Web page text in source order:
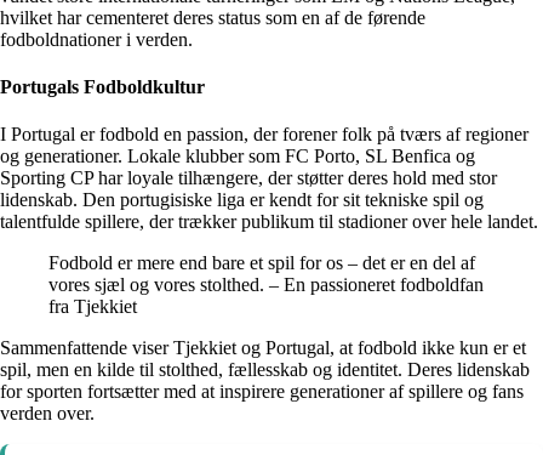
hvilket har cementeret deres status som en af de førende
fodboldnationer i verden.
Portugals Fodboldkultur
I Portugal er fodbold en passion, der forener folk på tværs af regioner
og generationer. Lokale klubber som FC Porto, SL Benfica og
Sporting CP har loyale tilhængere, der støtter deres hold med stor
lidenskab. Den portugisiske liga er kendt for sit tekniske spil og
talentfulde spillere, der trækker publikum til stadioner over hele landet.
Fodbold er mere end bare et spil for os – det er en del af
vores sjæl og vores stolthed. – En passioneret fodboldfan
fra Tjekkiet
Sammenfattende viser Tjekkiet og Portugal, at fodbold ikke kun er et
spil, men en kilde til stolthed, fællesskab og identitet. Deres lidenskab
for sporten fortsætter med at inspirere generationer af spillere og fans
verden over.